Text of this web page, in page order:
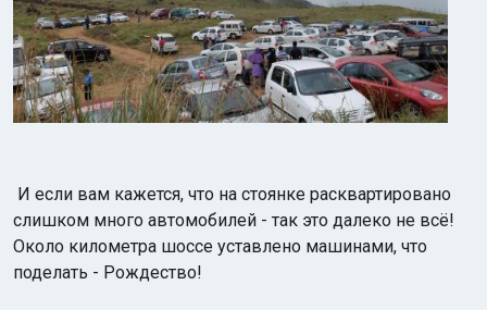
И если вам кажется, что на стоянке расквартировано
слишком много автомобилей - так это далеко не всё!
Около километра шоссе уставлено машинами, что
поделать - Рождество!